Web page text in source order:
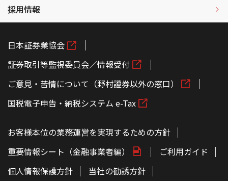
採用情報
日本証券業協会
証券取引等監視委員会／情報受付
ご意見・苦情について（野村證券以外の窓口）
国税電子申告・納税システム e-Tax
お客様本位の業務運営を実現するための方針
重要情報シート（金融事業者編）
ご利用ガイド
個人情報保護方針
当社の勧誘方針